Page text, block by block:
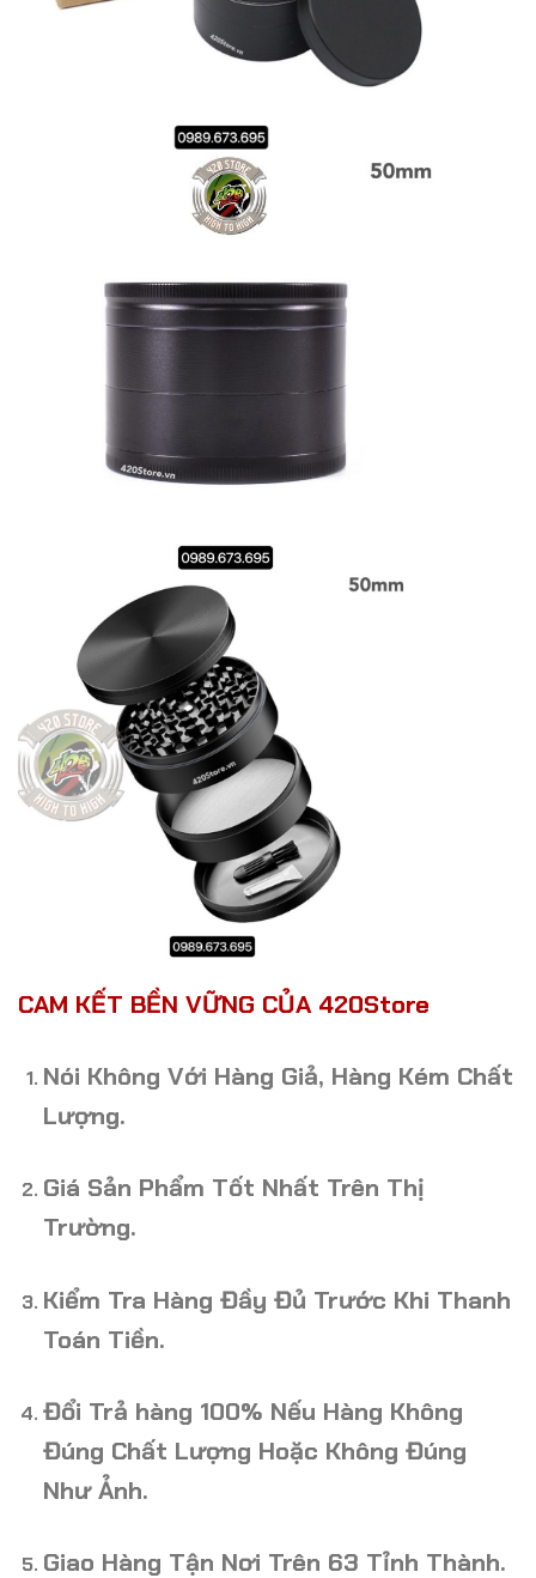
CAM KẾT BỀN VỮNG CỦA 420Store
Nói Không Với Hàng Giả, Hàng Kém Chất
Lượng.
Giá Sản Phẩm Tốt Nhất Trên Thị
Trường.
Kiểm Tra Hàng Đầy Đủ Trước Khi Thanh
Toán Tiền.
Đổi Trả hàng 100% Nếu Hàng Không
Đúng Chất Lượng Hoặc Không Đúng
Như Ảnh.
Giao Hàng Tận Nơi Trên 63 Tỉnh Thành.